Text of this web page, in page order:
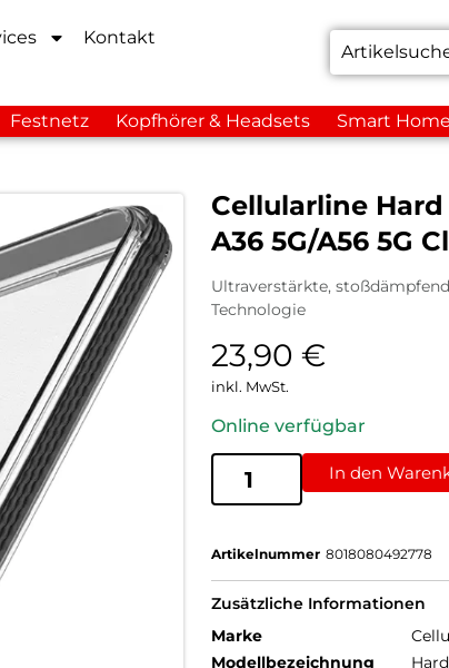
Kontakt
Festnetz Kopfhörer & Headsets Smart
Cellularline Hard
A36 5G/A56 5G
Ultraverstärkte,
Technologie
23,90 €
inkl. MwSt.
Online verfügbar
In den
Artikelnummer 8018080492778
Zusätzliche Informationen
Marke
Modellbezeichnung